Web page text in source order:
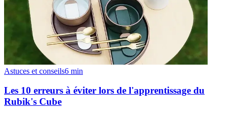
Astuces et conseils6 min
Les 10 erreurs à éviter lors de l'apprentissage du
Rubik's Cube